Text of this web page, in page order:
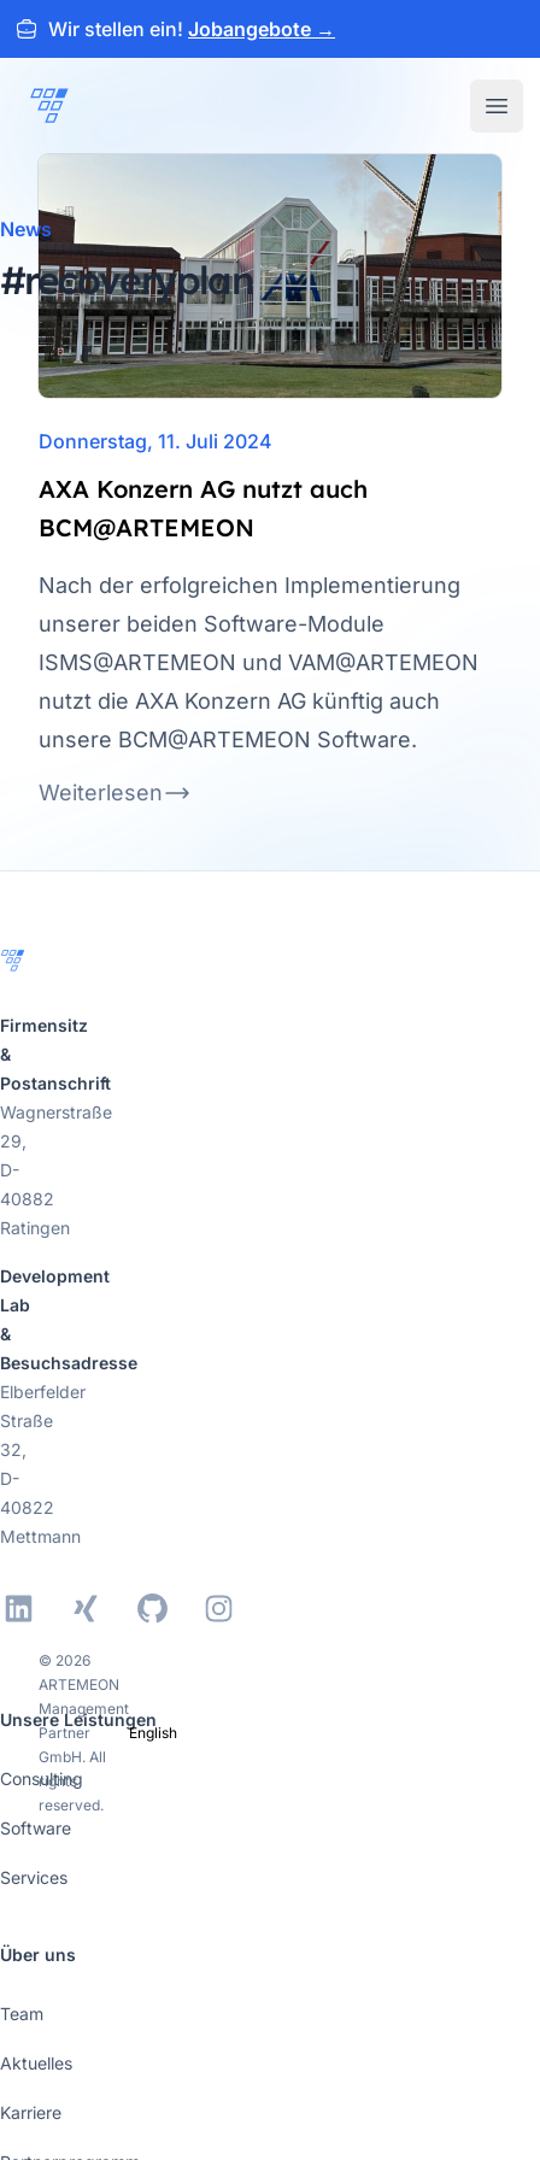
Wir stellen ein! Jobangebote →
ARTEMEON
News
#recoveryplan
Donnerstag, 11. Juli 2024
AXA Konzern AG nutzt auch
BCM@ARTEMEON
Nach der erfolgreichen Implementierung
unserer beiden Software-Module
ISMS@ARTEMEON und VAM@ARTEMEON
nutzt die AXA Konzern AG künftig auch
unsere BCM@ARTEMEON Software.
Weiterlesen
Firmensitz
&
Postanschrift
Wagnerstraße
29,
D-
40882
Ratingen
Development
Lab
&
Besuchsadresse
Elberfelder
Straße
32,
D-
40822
Mettmann
LinkedIn
Xing GitHubInstagram
Unsere Leistungen
Consulting
Software
Services
Über uns
Team
Aktuelles
Karriere
© 2026
ARTEMEON
Management
Partner
GmbH. All
rights
reserved.
English